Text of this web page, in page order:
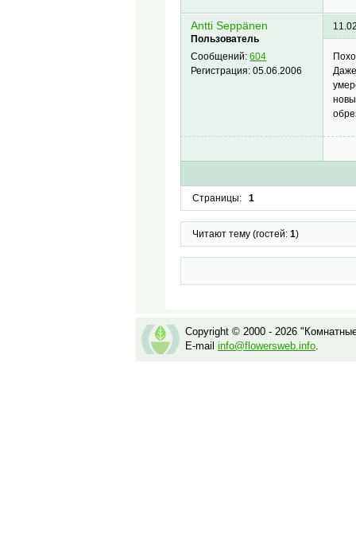
Antti Seppänen
Пользователь
Сообщений:604
Регистрация:05.06.2006
Страницы: 1
Читают тему (гостей: 1)
Copyright © 2000 - 2026
E-mail info@flowersweb.info.